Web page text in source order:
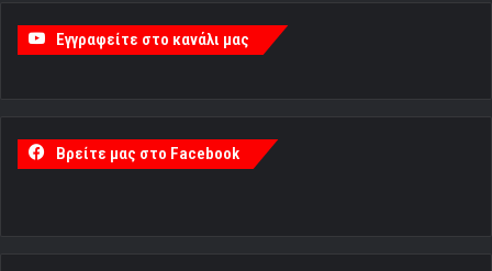
Εγγραφείτε στο κανάλι μας
Βρείτε μας στο Facebook